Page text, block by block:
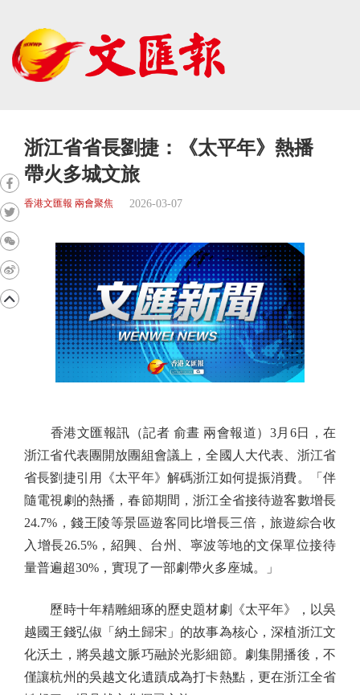
浙江省省長劉捷：《太平年》熱播
帶火多城文旅
香港文匯報 兩會聚焦 2026-03-07
香港文匯報訊（記者 俞晝 兩會報道）3月6日，在
浙江省代表團開放團組會議上，全國人大代表、浙江省
省長劉捷引用《太平年》解碼浙江如何提振消費。「伴
隨電視劇的熱播，春節期間，浙江全省接待遊客數增長
24.7%，錢王陵等景區遊客同比增長三倍，旅遊綜合收
入增長26.5%，紹興、台州、寧波等地的文保單位接待
量普遍超30%，實現了一部劇帶火多座城。」
歷時十年精雕細琢的歷史題材劇《太平年》，以吳
越國王錢弘俶「納土歸宋」的故事為核心，深植浙江文
化沃土，將吳越文脈巧融於光影細節。劇集開播後，不
僅讓杭州的吳越文化遺蹟成為打卡熱點，更在浙江全省